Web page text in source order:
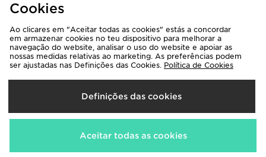
Under Armour Utility Winter Full
Desconto 32%
Under Armour Vanish Wordmark
Agora65,00€
Cookies
Ao clicares em "Aceitar todas as cookies" estás a concordar
em armazenar cookies no teu dispositivo para melhorar a
navegação do website, analisar o uso do website e apoiar as
nossas medidas relativas ao marketing. As preferências podem
ser ajustadas nas Definições das Cookies. Política de Cookies
Definições das cookies
Aceitar todas as cookies